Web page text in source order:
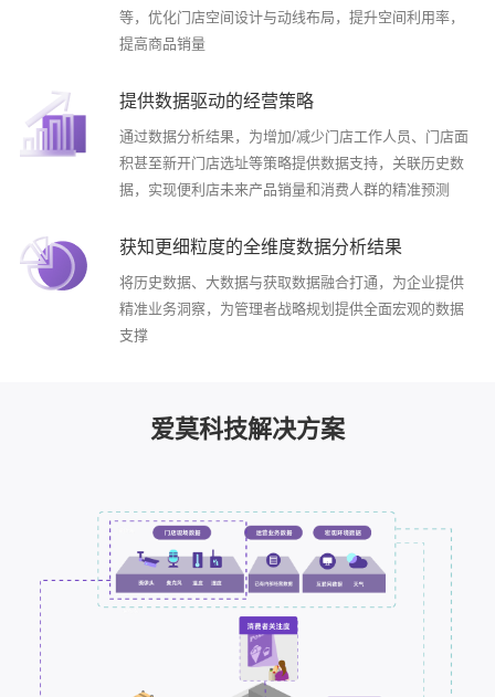
等，优化门店空间设计与动线布局，提升空间利用率，
提高商品销量
提供数据驱动的经营策略
通过数据分析结果，为增加/减少门店工作人员、门店面
积甚至新开门店选址等策略提供数据支持，关联历史数
据，实现便利店未来产品销量和消费人群的精准预测
获知更细粒度的全维度数据分析结果
将历史数据、大数据与获取数据融合打通，为企业提供
精准业务洞察，为管理者战略规划提供全面宏观的数据
支撑
爱莫科技解决方案